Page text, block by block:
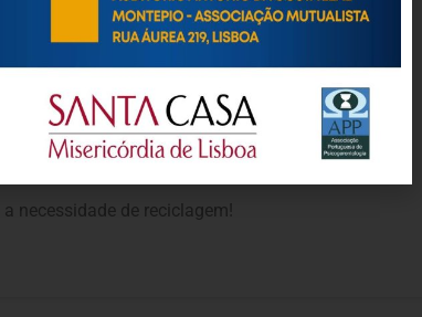
Mentais
necessidade de reciclagem!